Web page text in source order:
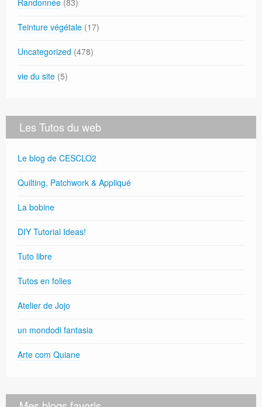
Teinture végétale (17)
Uncategorized (478)
vie du site (5)
Les Tutos du web
Le blog de CESCLO2
Quilting, Patchwork & Appliqué
La bobine
DIY Tutorial Ideas!
Tuto libre
Tutos en folies
Atelier de Jojo
un mondodi fantasia
Arte com Quiane